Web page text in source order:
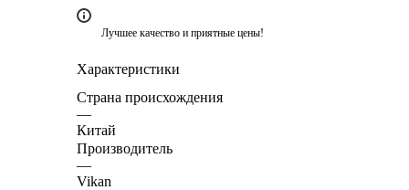
Лучшее качество и приятные цены!
Характеристики
Страна происхождения
—
Китай
Производитель
—
Vikan